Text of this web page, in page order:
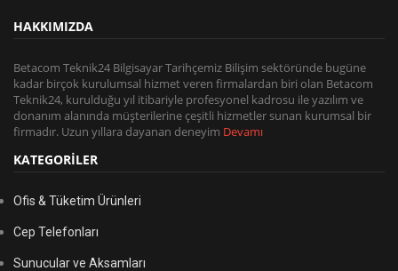
HAKKIMIZDA
Betacom Teknik24 Bilgisayar Tarihçemiz Bilişim sektöründe bugüne
kadar birçok kurulumsal hizmet veren firmalardan biri olan Betacom
Teknik24, kurulduğu yıl itibariyle profesyonel kadrosu ile yazılım ve
donanım alanında müşterilerine çeşitli hizmetler sunan kurumsal bir
firmadır. Uzun yıllara dayanan deneyim Devamı
KATEGORİLER
Ofis & Tüketim Ürünleri
Cep Telefonları
Sunucular ve Aksamları